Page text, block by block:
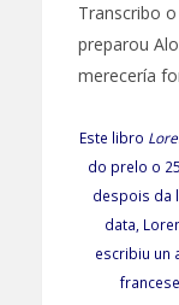
Transcribo
preparou
merecería
Este libro
do prelo o
despois da
data,
escribiu un